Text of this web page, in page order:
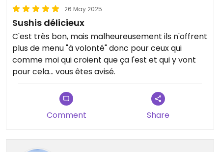
26 May 2025
Sushis délicieux
C'est très bon, mais malheureusement ils n'offrent
plus de menu "à volonté" donc pour ceux qui
comme moi qui croient que ça l'est et qui y vont
pour cela... vous êtes avisé.
Comment Share